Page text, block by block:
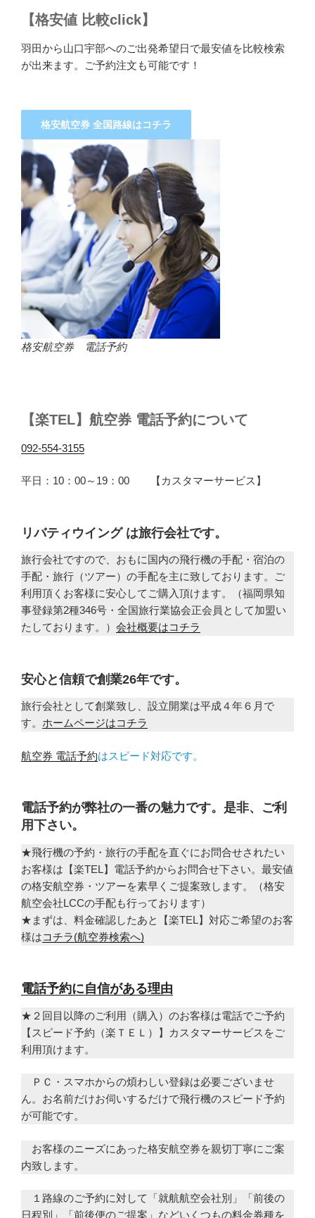
【格安値 比較click】
羽田から山口宇部へのご出発希望日で最安値を比較検索
が出来ます。ご予約注文も可能です！
格安航空券 全国路線はコチラ
格安航空券 電話予約
【楽TEL】航空券 電話予約について
092-554-3155
平日：10：00～19：00 【カスタマーサービス】
リバティウイング は旅行会社です。
旅行会社ですので、おもに国内の飛行機の手配・宿泊の
手配・旅行（ツアー）の手配を主に致しております。ご
利用頂くお客様に安心してご購入頂けます。（福岡県知
事登録第2種346号・全国旅行業協会正会員として加盟い
たしております。） 会社概要はコチラ
安心と信頼で創業26年です。
旅行会社として創業致し、設立開業は平成４年６月で
す。 ホームページはコチラ
航空券 電話予約はスピード対応です。
電話予約が弊社の一番の魅力です。是非、ご利
用下さい。
★飛行機の予約・旅行の手配を直ぐにお問合せされたい
お客様は【楽TEL】電話予約からお問合せ下さい。最安値
の格安航空券・ツアーを素早くご提案致します。（格安
航空会社LCCの手配も行っております）
★まずは、料金確認したあと【楽TEL】対応ご希望のお客
様はコチラ(航空券検索へ)
電話予約に自信がある理由
★２回目以降のご利用（購入）のお客様は電話でご予約
【スピード予約（楽ＴＥＬ）】カスタマーサービスをご
利用頂けます。
ＰＣ・スマホからの煩わしい登録は必要ございませ
ん。お名前だけお伺いするだけで飛行機のスピード予約
が可能です。
お客様のニーズにあった格安航空券を親切丁寧にご案
内致します。
１路線のご予約に対して「就航航空会社別」「前後の
日程別」「前後便のご提案」などいくつもの料金券種を